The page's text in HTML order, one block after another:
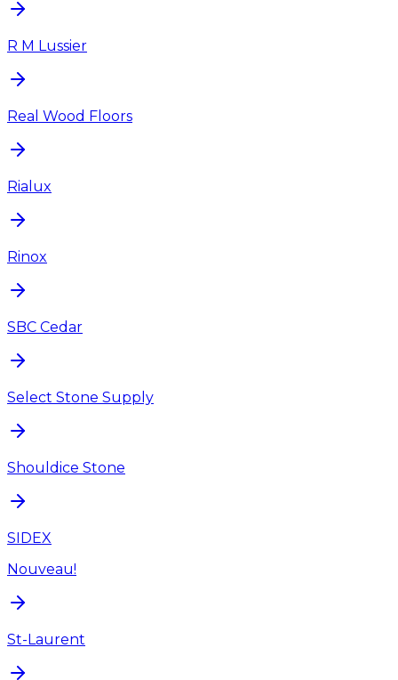
R M Lussier
Real Wood Floors
Rialux
Rinox
SBC Cedar
Select Stone Supply
Shouldice Stone
SIDEX
Nouveau!
St-Laurent